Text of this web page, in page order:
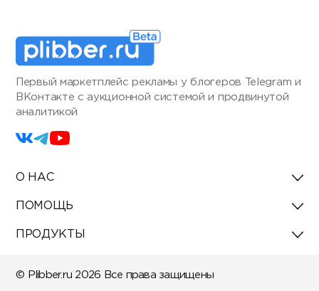
Первый маркетплейс рекламы у блогеров Telegram и
ВКонтакте с аукционной системой и продвинутой
аналитикой
О НАС
ПОМОЩЬ
ПРОДУКТЫ
© Plibber.ru 2026 Все права защищены